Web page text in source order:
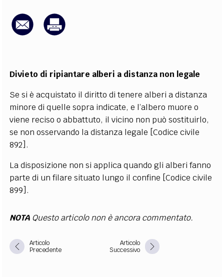
CODICI RUBRICHE
Divieto di ripiantare alberi a distanza non legale
Se si è acquistato il diritto di tenere alberi a distanza
minore di quelle sopra indicate, e l’albero muore o
viene reciso o abbattuto, il vicino non può sostituirlo,
se non osservando la distanza legale [Codice civile
892].
La disposizione non si applica quando gli alberi fanno
parte di un filare situato lungo il confine [Codice civile
899].
NOTA Questo articolo non è ancora commentato.
Articolo
Precedente
Articolo
Successivo